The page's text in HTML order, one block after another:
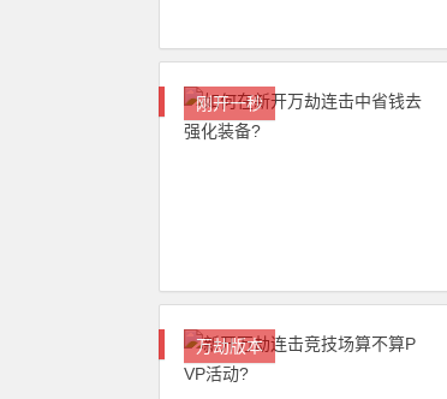
刚开一秒
万劫版本